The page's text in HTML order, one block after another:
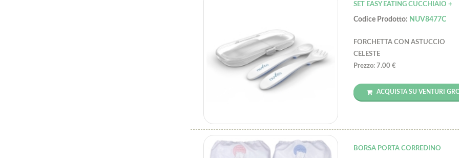
SET EASY EATING CUCCHIAIO +
Codice Prodotto: NUV8477C
FORCHETTA CON ASTUCCIO
CELESTE
Prezzo: 7.00 €
ACQUISTA SU VENTURI
BORSA PORTA CORREDINO